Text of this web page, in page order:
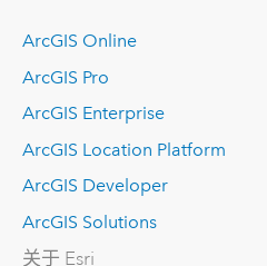
ArcGIS Online
ArcGIS Pro
ArcGIS Enterprise
ArcGIS Location Platform
ArcGIS Developer
ArcGIS Solutions
关于 Esri